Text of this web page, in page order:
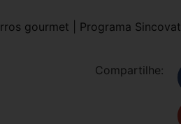
gourmet | Programa Sincovat
Compartilhe: